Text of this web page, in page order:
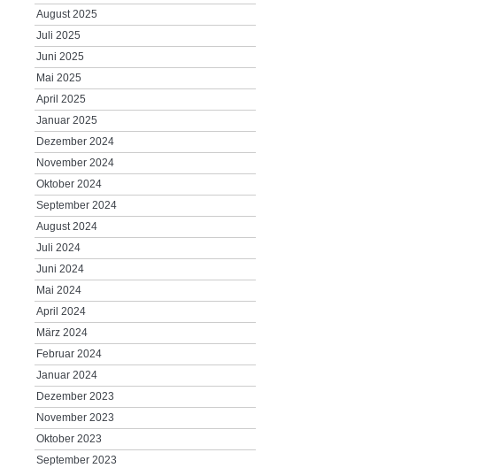
August 2025
Juli 2025
Juni 2025
Mai 2025
April 2025
Januar 2025
Dezember 2024
November 2024
Oktober 2024
September 2024
August 2024
Juli 2024
Juni 2024
Mai 2024
April 2024
März 2024
Februar 2024
Januar 2024
Dezember 2023
November 2023
Oktober 2023
September 2023